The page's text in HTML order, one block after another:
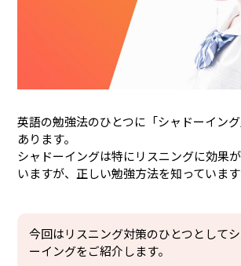
英語の勉強法のひとつに「シャドーイン
あります。
シャドーイングは特にリスニングに効果
いますが、正しい勉強方法を知っています
今回はリスニング対策のひとつとして
ーイングをご紹介します。